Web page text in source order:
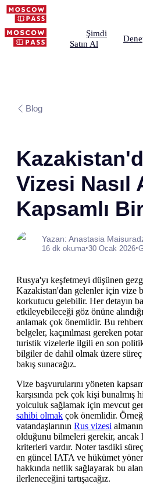
Şimdi
Satın Al
Blog
Vizesi Nasıl
Kapsamlı
Yazan: Anastasia
16 dk okuma•30 Ocak 2026•
Rusya'yı keşfetmeyi düşünen
Kazakistan'dan gelenler için vize
korkutucu gelebilir. Her detayın
etkileyebileceği göz önüne
anlamak çok önemlidir. Bu
belgeler, kaçınılması gereken
turistik vizelerle ilgili en son
bilgiler de dahil olmak üzere
bakış sunacağız.
Vize başvurularını yöneten
karşısında pek çok kişi bunalmış
yolculuk sağlamak için mevcut
sahibi olmak çok önemlidir.
vatandaşlarının Rus vizesi
olduğunu bilmeleri gerekir, ancak
kriterleri vardır. Noter tasdiki
en güncel IATA ve hükümet
hakkında netlik sağlayarak bu
ilerleneceğini tartışacağız.